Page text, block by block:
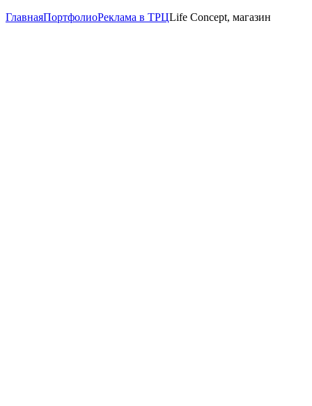
ГлавнаяПортфолиоРеклама в ТРЦLife Concept, магазин